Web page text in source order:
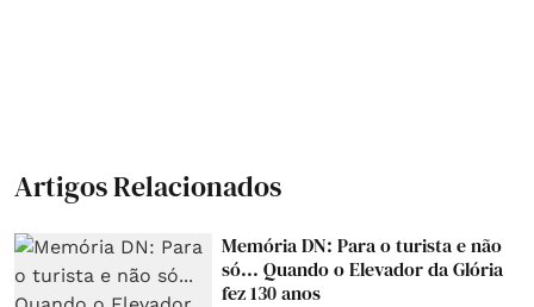
Artigos Relacionados
Memória DN: Para o turista e não
só... Quando o Elevador da Glória
fez 130 anos